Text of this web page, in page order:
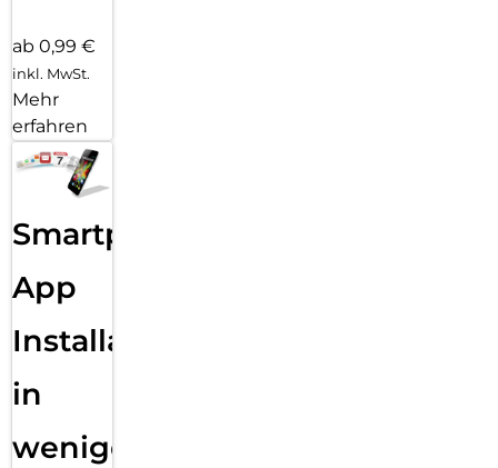
ab 0,99 €
inkl. MwSt.
Mehr
erfahren
Smartphone
App
Installation
in
wenigen